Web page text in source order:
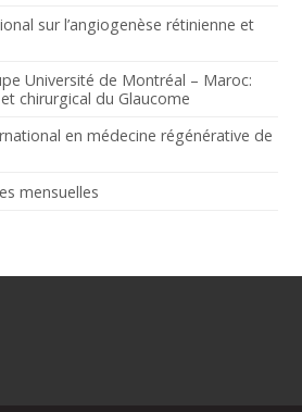
sur l’angiogenèse rétinienne et
Université de Montréal – Maroc:
chirurgical du Glaucome
en médecine régénérative de
mensuelles